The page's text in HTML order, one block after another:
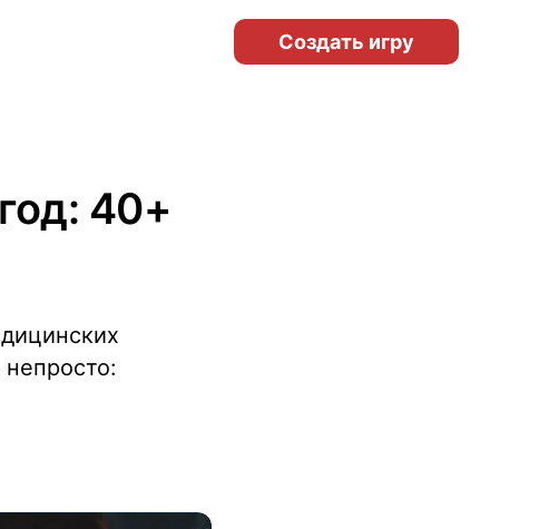
Создать игру
40+